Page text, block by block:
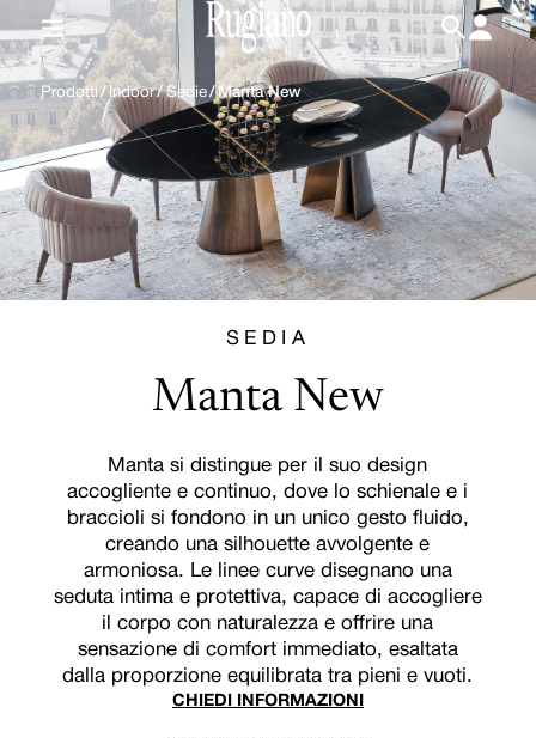
IT / EN
Prodotti/Indoor/Sedie/ Manta New
SEDIA
Manta New
Manta si distingue per il suo design
accogliente e continuo, dove lo schienale e i
braccioli si fondono in un unico gesto fluido,
creando una silhouette avvolgente e
armoniosa. Le linee curve disegnano una
seduta intima e protettiva, capace di accogliere
il corpo con naturalezza e offrire una
sensazione di comfort immediato, esaltata
dalla proporzione equilibrata tra pieni e vuoti.
CHIEDI INFORMAZIONI